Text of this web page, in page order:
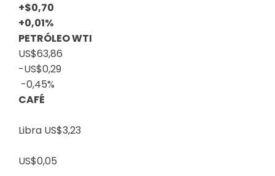
+$0,70
+0,01%
PETRÓLEO WTI
US$63,86
-US$0,29
-0,45%
CAFÉ
Libra US$3,23
US$0,05